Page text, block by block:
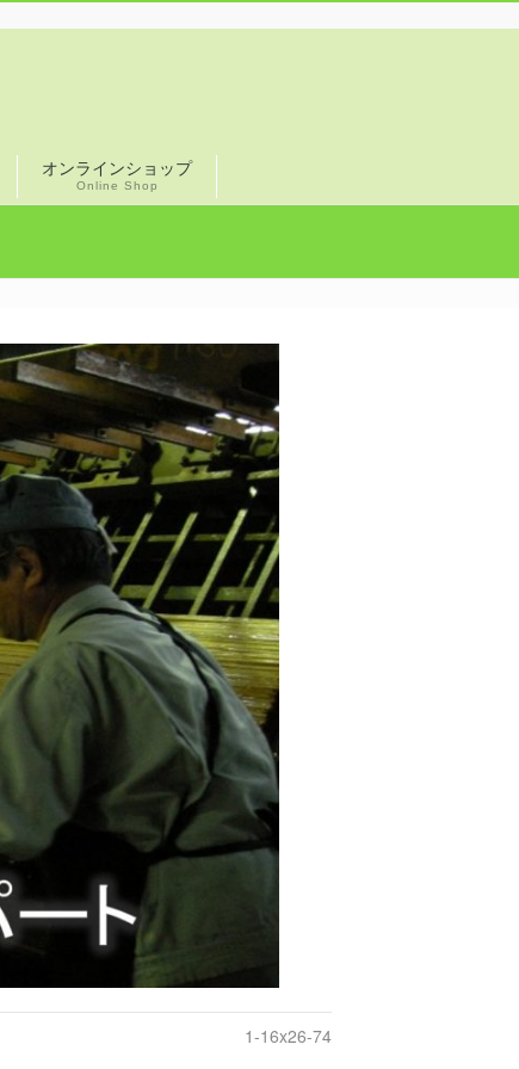
オンラインショップ
Online Shop
1-16x26-74